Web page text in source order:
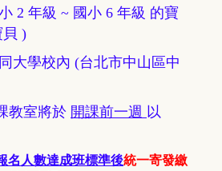
2 年級 ~ 國小 6 年級 的寶
貝 )
大學校內 (台北市中山區中
教室將於 開課前一週 以
名人數達成班標準後統一寄發繳